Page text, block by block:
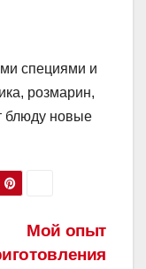
специями и
розмарин,
блюду новые
Мой опыт